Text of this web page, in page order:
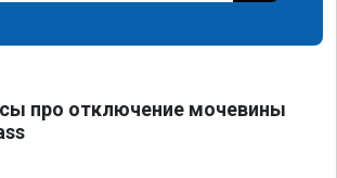
про отключение мочевины